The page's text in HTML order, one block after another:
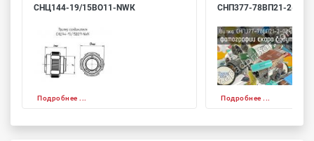
СНЦ144-19/15ВО11-NWК
Подробнее ...
СНП377-78ВП21-2-03-h
Подробнее ...